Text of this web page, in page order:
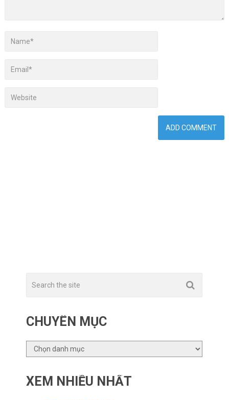
CHUYÊN MỤC
CHUYÊN
MỤC
XEM NHIỀU NHẤT